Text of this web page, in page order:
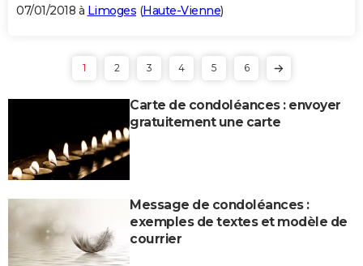
07/01/2018 à Limoges (Haute-Vienne)
1 2 3 4 5 6
Carte de condoléances : envoyer
gratuitement une carte
Message de condoléances :
exemples de textes et modèle de
courrier